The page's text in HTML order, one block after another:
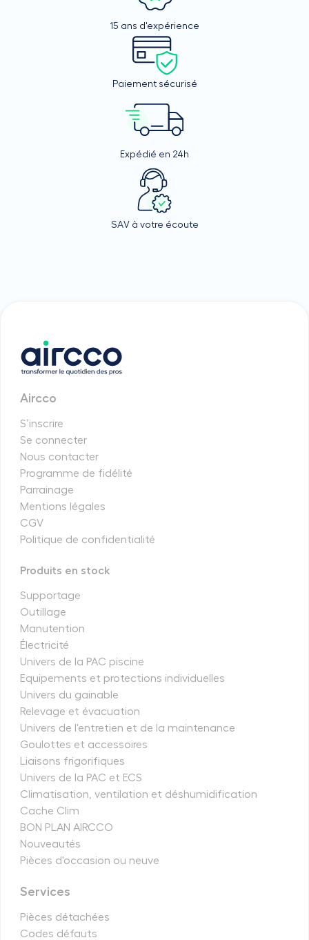
15 ans d'expérience
Paiement sécurisé
Expédié en 24h
SAV à votre écoute
Aircco
S’inscrire
Se connecter
Nous contacter
Programme de fidélité
Parrainage
Mentions légales
CGV
Politique de confidentialité
Produits en stock
Supportage
Outillage
Manutention
Électricité
Univers de la PAC piscine
Equipements et protections individuelles
Univers du gainable
Relevage et évacuation
Univers de l'entretien et de la maintenance
Goulottes et accessoires
Liaisons frigorifiques
Univers de la PAC et ECS
Climatisation, ventilation et déshumidification
Cache Clim
BON PLAN AIRCCO
Nouveautés
Pièces d'occasion ou neuve
Services
Pièces détachées
Codes défauts